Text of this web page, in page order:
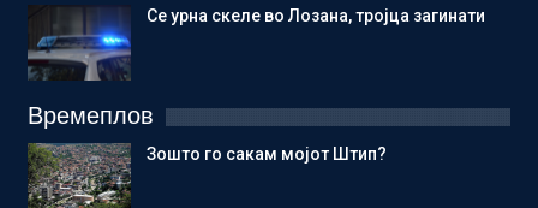
Се урна скеле во Лозана, тројца загинати
Времеплов
Зошто го сакам мојот Штип?